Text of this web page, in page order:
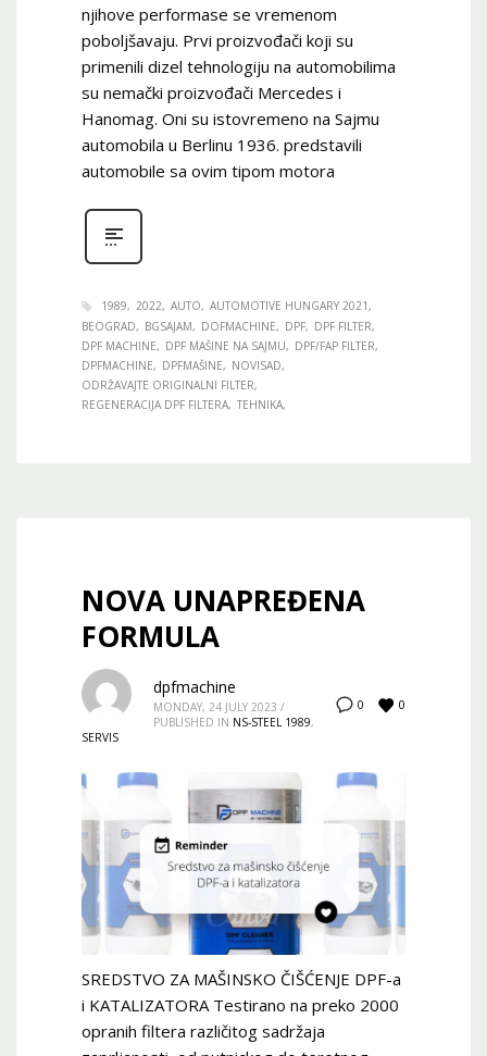
njihove performase se vremenom
poboljšavaju. Prvi proizvođači koji su
primenili dizel tehnologiju na automobilima
su nemački proizvođači Mercedes i
Hanomag. Oni su istovremeno na Sajmu
automobila u Berlinu 1936. predstavili
automobile sa ovim tipom motora
1989 2022 AUTO
AUTOMOTIVE HUNGARY 2021
BEOGRAD
BGSAJAM DOFMACHINE DPF
DPF FILTER
DPF MACHINE
DPF MAŠINE NA SAJMU
DPF/FAP FILTER
DPFMACHINE
DPFMAŠINE
NOVISAD
ODRŽAVAJTE ORIGINALNI FILTER
REGENERACIJA DPF FILTERA TEHNIKA
NOVA UNAPREĐENA
FORMULA
0 0
dpfmachine
MONDAY, 24 JULY 2023 /
PUBLISHED IN NS-STEEL 1989,
SERVIS
SREDSTVO ZA MAŠINSKO ČIŠĆENJE DPF-a
i KATALIZATORA Testirano na preko 2000
opranih filtera različitog sadržaja